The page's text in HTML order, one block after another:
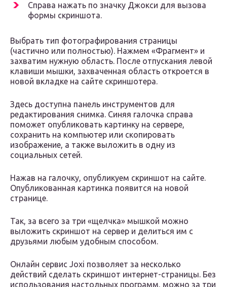
Справа нажать по значку Джокси для вызова
формы скриншота.
Выбрать тип фотографирования страницы
(частично или полностью). Нажмем «Фрагмент» и
захватим нужную область. После отпускания левой
клавиши мышки, захваченная область откроется в
новой вкладке на сайте скриншотера.
Здесь доступна панель инструментов для
редактирования снимка. Синяя галочка справа
поможет опубликовать картинку на сервере,
сохранить на компьютер или скопировать
изображение, а также выложить в одну из
социальных сетей.
Нажав на галочку, опубликуем скриншот на сайте.
Опубликованная картинка появится на новой
странице.
Так, за всего за три «щелчка» мышкой можно
выложить скриншот на сервер и делиться им с
друзьями любым удобным способом.
Онлайн сервис Joxi позволяет за несколько
действий сделать скриншот интернет-страницы. Без
использования настольных программ, можно за три